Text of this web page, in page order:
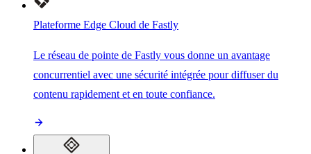
Plateforme Edge Cloud de Fastly
Le réseau de pointe de Fastly vous donne un avantage
concurrentiel avec une sécurité intégrée pour diffuser du
contenu rapidement et en toute confiance.